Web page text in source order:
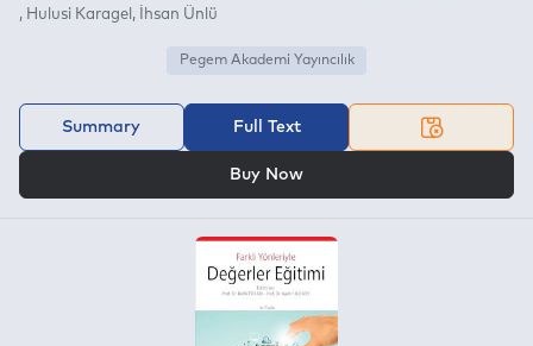
Hulusi Karagel
İhsan Ünlü
Pegem Akademi Yayıncılık
Summary Full Text
Buy Now